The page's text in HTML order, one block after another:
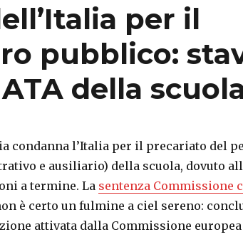
per il
pubblico:
della
condanna l’Italia per il precariato del
e ausiliario) della scuola, dovuto
a termine. La sentenza Commissione
è certo un fulmine a ciel sereno:
attivata dalla Commissione